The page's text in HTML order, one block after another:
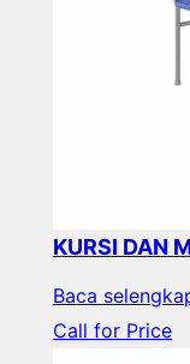
KURSI DAN
Baca
Call for Price